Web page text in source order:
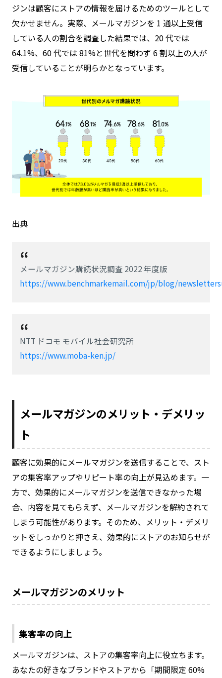
ジンは顧客にストアの情報を届けるためのツールとして
欠かせません。実際、メールマガジンを 1 通以上受信
している人の割合を調査した結果では、20 代では
64.1%、60 代では 81%と世代を問わず 6 割以上の人が
受信していることが明らかとなっています。
出典
メールマガジン購読状況調査 2022 年度版
https://www.benchmarkemail.com/jp/blog/
NTT ドコモ モバイル社会研究所
https://www.moba-ken.jp/
メールマガジンのメリット・デメリッ
ト
顧客に効果的にメールマガジンを送信することで、スト
アの集客率アップやリピート率の向上が見込めます。一
方で、効果的にメールマガジンを送信できなかった場
合、内容を見てもらえず、メールマガジンを解約されて
しまう可能性があります。そのため、メリット・デメリ
ットをしっかりと押さえ、効果的にストアのお知らせが
できるようにしましょう。
メールマガジンのメリット
集客率の向上
メールマガジンは、ストアの集客率向上に役立ちます。
あなたの好きなブランドやストアから「期間限定 60%